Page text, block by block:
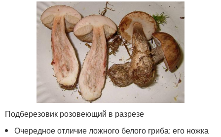
Подберезовик розовеющий в разрезе
Очередное отличие ложного белого гриба: его ножка